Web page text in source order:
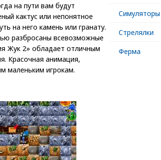
на пути вам будут
кактус или непонятное
на него камень или гранату.
разбросаны всевозможные
Жук 2» обладает отличным
Красочная анимация,
маленьким игрокам.
Симуляторы
Стрелялки
Ферма